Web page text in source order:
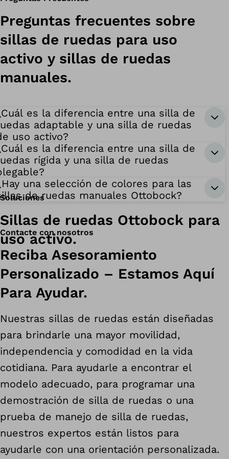
Preguntas frecuentes sobre
sillas de ruedas para uso
activo y sillas de ruedas
manuales.
es la diferencia entre una silla de
adaptable y una silla de ruedas
uso activo?
es la diferencia entre una silla de
rígida y una silla de ruedas
una selección de colores para las
de ruedas manuales Ottobock?
Soluciones
Sillas de ruedas Ottobock para
uso activo.
Contacte con nosotros
Reciba Asesoramiento
Personalizado – Estamos Aquí
Para Ayudar.
Nuestras sillas de ruedas están diseñadas
para brindarle una mayor movilidad,
independencia y comodidad en la vida
cotidiana. Para ayudarle a encontrar el
modelo adecuado, para programar una
demostración de silla de ruedas o una
prueba de manejo de silla de ruedas,
nuestros expertos están listos para
ayudarle con una orientación personalizada.